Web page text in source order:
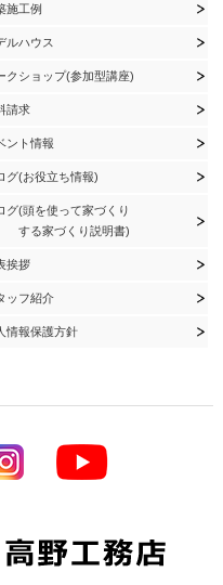
施工例
ルハウス
クショップ(参加型講座)
請求
ント情報
グ(お役立ち情報)
グ(頭を使って家づくり
る家づくり説明書)
挨拶
ッフ紹介
情報保護方針